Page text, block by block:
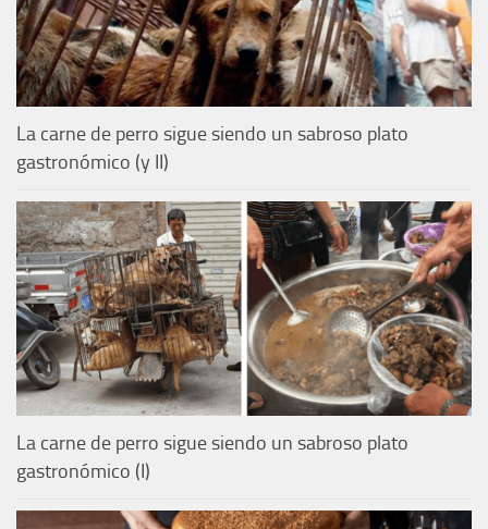
La carne de perro sigue siendo un sabroso plato
gastronómico (y II)
La carne de perro sigue siendo un sabroso plato
gastronómico (I)